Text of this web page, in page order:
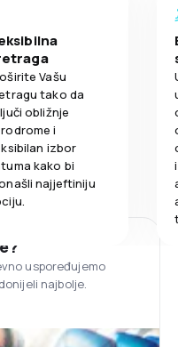
Vašu
tako da
obližnje
i
izbor
kako bi
najjeftiniju
uspoređujemo
najbolje.